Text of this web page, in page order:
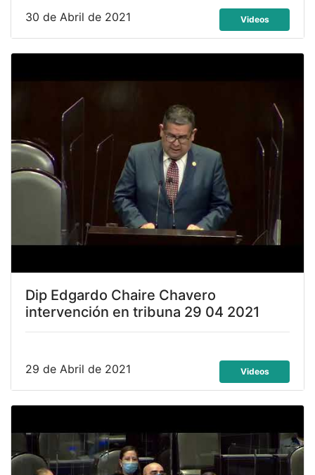
30 de Abril de 2021 Videos
Dip Edgardo Chaire Chavero
intervención en tribuna 29 04 2021
29 de Abril de 2021 Videos